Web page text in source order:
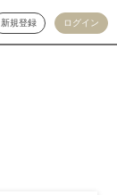
新規登録 ログイン